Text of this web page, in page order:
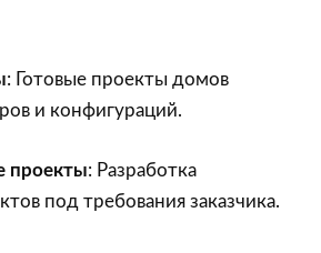
: Готовые проекты домов
и конфигураций.
проекты: Разработка
под требования заказчика.